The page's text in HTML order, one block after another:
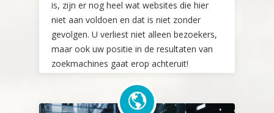
is, zijn er nog heel wat websites die hier
niet aan voldoen en dat is niet zonder
gevolgen. U verliest niet alleen bezoekers,
maar ook uw positie in de resultaten van
zoekmachines gaat erop achteruit!